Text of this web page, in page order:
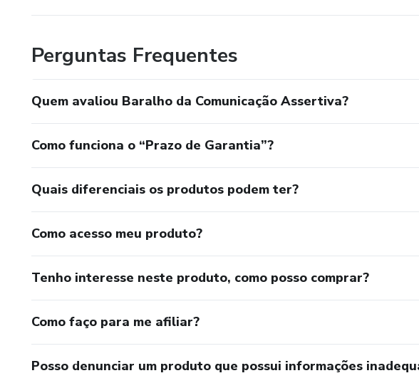
Perguntas Frequentes
Quem avaliou Baralho da Comunicação Assertiva?
Como funciona o “Prazo de Garantia”?
Quais diferenciais os produtos podem ter?
Como acesso meu produto?
Tenho interesse neste produto, como posso comprar?
Como faço para me afiliar?
Posso denunciar um produto que possui informações